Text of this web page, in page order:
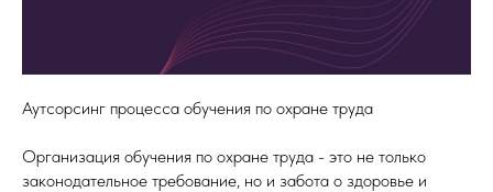
Аутсорсинг процесса обучения по охране труда
Организация обучения по охране труда - это не только
законодательное требование, но и забота о здоровье и